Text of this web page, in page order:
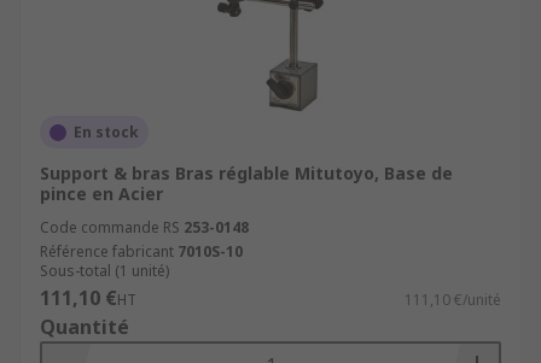
En stock
Support & bras Bras réglable Mitutoyo, Base de
pince en Acier
Code commande RS 253-0148
Référence fabricant 7010S-10
Sous-total (1 unité)
111,10 €HT 111,10 €/unité
Quantité